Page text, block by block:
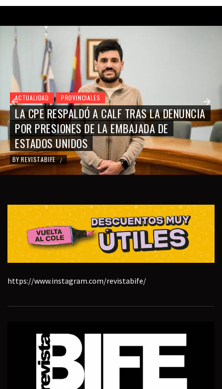
ACTUALIDAD PROVINCIALES
LA CPE RESPALDÓ A CALF TRAS LA DENUNCIA
POR PRESIONES DE LA EMBAJADA DE
ESTADOS UNIDOS
BY REVISTABIFE /
https://www.instagram.com/revistabife/